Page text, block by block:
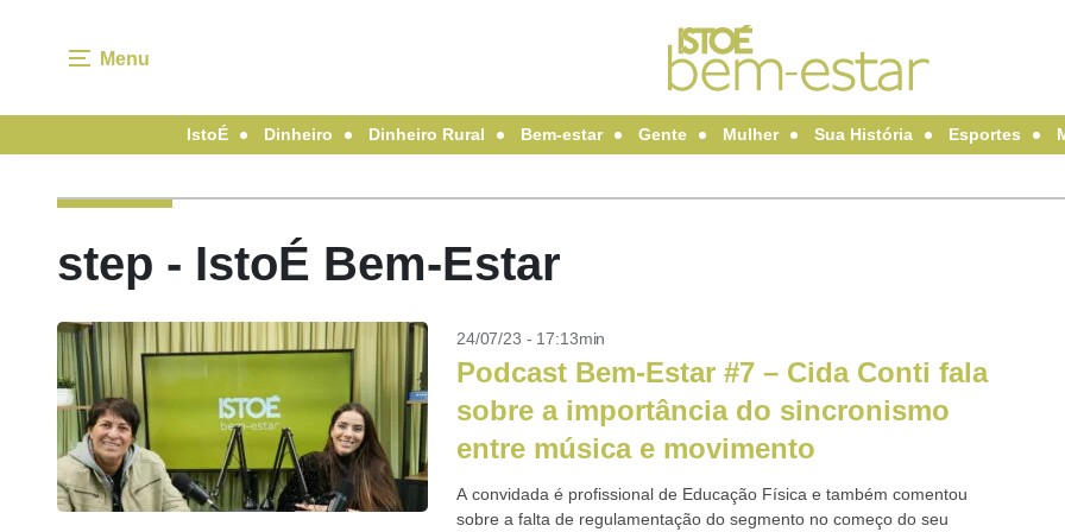
Menu
IstoÉ Dinheiro Dinheiro Rural Bem-estar Gente Mulher Sua História Esportes
step - IstoÉ Bem-Estar
24/07/23 - 17:13min
Podcast Bem-Estar #7 – Cida Conti fala
sobre a importância do sincronismo
entre música e movimento
A convidada é profissional de Educação Física e também comentou
sobre a falta de regulamentação do segmento no começo do seu